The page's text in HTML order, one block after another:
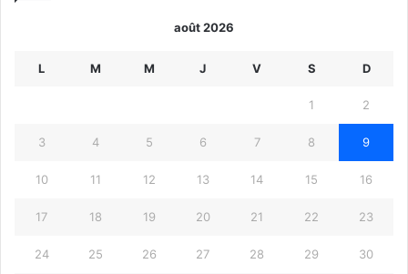
août 2026
L M M J V S D
1 2
3 4 5 6 7 8 9
10 11 12 13 14 15 16
17 18 19 20 21 22 23
24 25 26 27 28 29 30